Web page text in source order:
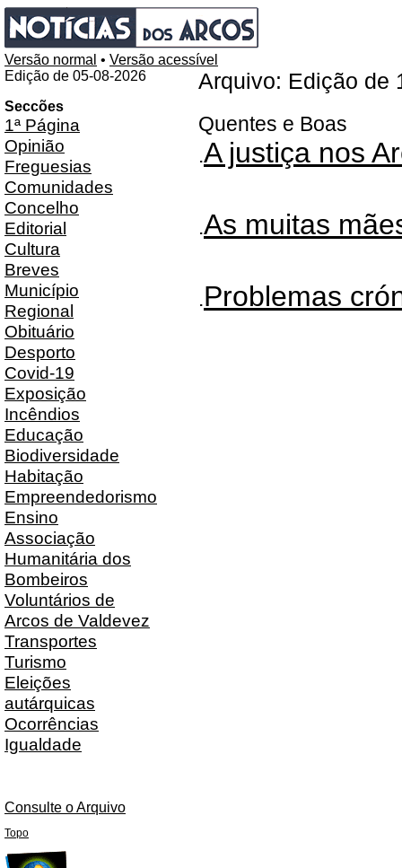
Versão normal • Versão acessível
Edição de 05-08-2026
Seccões
1ª Página
Opinião
Freguesias
Comunidades
Concelho
Editorial
Cultura
Breves
Município
Regional
Obituário
Desporto
Covid-19
Exposição
Incêndios
Educação
Biodiversidade
Habitação
Empreendedorismo
Ensino
Associação
Humanitária dos
Bombeiros
Voluntários de
Arcos de Valdevez
Transportes
Turismo
Eleições
autárquicas
Ocorrências
Igualdade
Consulte o Arquivo
Arquivo: Edição de
Quentes e Boas
.A justiça nos
.As muitas
.Problemas
Topo